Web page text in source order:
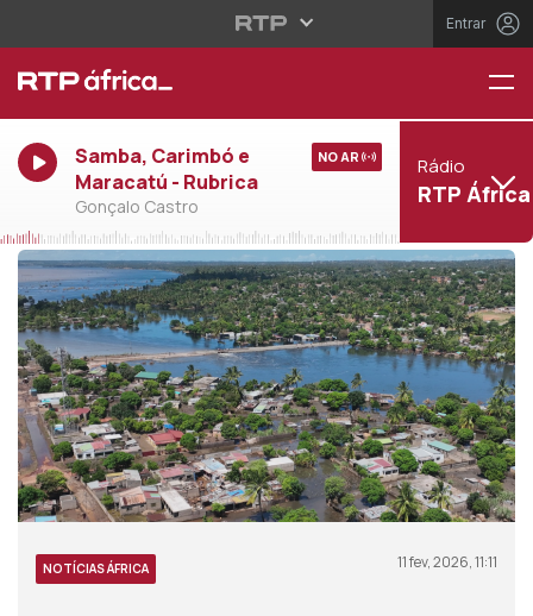
Entrar
Samba, Carimbó e
Maracatú - Rubrica
Gonçalo Castro
NO AR Rádio
RTP África
NOTÍCIAS ÁFRICA 11 fev, 2026, 11:11